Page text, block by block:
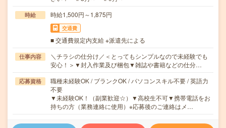
時給 時給1,500円～1,875円
交通費
■ 交通費規定内支給 ※派遣先による
仕事内容
＼チラシの仕分け／＜とってもシンプルなので未経験でも
安心！＞▼封入作業及び梱包▼雑誌や書籍などの仕分…
応募資格
職種未経験OK / ブランクOK / パソコンスキル不要 / 英語力
不要
▼未経験OK！（副業歓迎☆）▼高校生不可▼携帯電話をお
持ちの方（業務連絡に使用）※応募後のご連絡はメ…